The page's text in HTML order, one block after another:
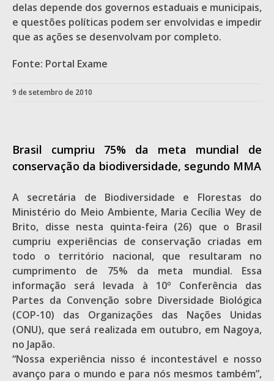
delas depende dos governos estaduais e municipais,
e questões políticas podem ser envolvidas e impedir
que as ações se desenvolvam por completo.
Fonte: Portal Exame
9 de setembro de 2010
Brasil cumpriu 75% da meta mundial de
conservação da biodiversidade, segundo MMA
A secretária de Biodiversidade e Florestas do
Ministério do Meio Ambiente, Maria Cecília Wey de
Brito, disse nesta quinta-feira (26) que o Brasil
cumpriu experiências de conservação criadas em
todo o território nacional, que resultaram no
cumprimento de 75% da meta mundial. Essa
informação será levada à 10º Conferência das
Partes da Convenção sobre Diversidade Biológica
(COP-10) das Organizações das Nações Unidas
(ONU), que será realizada em outubro, em Nagoya,
no Japão.
“Nossa experiência nisso é incontestável e nosso
avanço para o mundo e para nós mesmos também”,